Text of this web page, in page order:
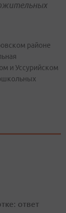
районе
и Уссурийском
ответ